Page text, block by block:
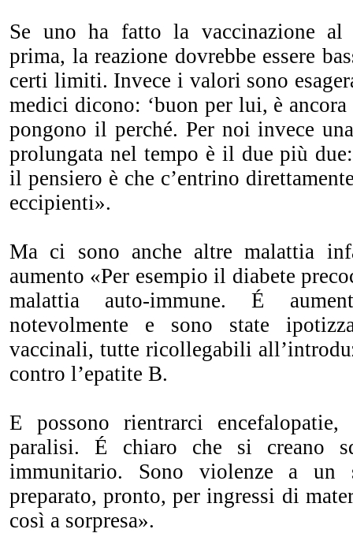
Se uno ha fatto la vaccinazione
prima, la reazione dovrebbe essere
certi limiti. Invece i valori sono
medici dicono: ‘buon per lui, è
pongono il perché. Per noi invece
prolungata nel tempo è il due più
il pensiero è che c’entrino
eccipienti».
Ma ci sono anche altre malattia
aumento «Per esempio il diabete
malattia auto-immune. É
notevolmente e sono state
vaccinali, tutte ricollegabili
contro l’epatite B.
E possono rientrarci
paralisi. É chiaro che si creano
immunitario. Sono violenze a un
preparato, pronto, per ingressi di
così a sorpresa».